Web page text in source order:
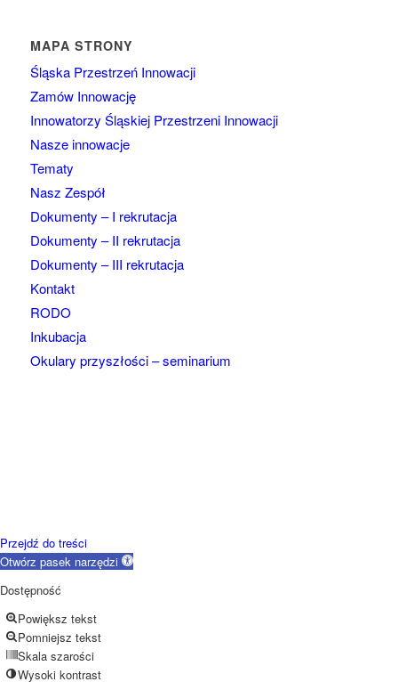
MAPA STRONY
Śląska Przestrzeń Innowacji
Zamów Innowację
Innowatorzy Śląskiej Przestrzeni Innowacji
Nasze innowacje
Tematy
Nasz Zespół
Dokumenty – I rekrutacja
Dokumenty – II rekrutacja
Dokumenty – III rekrutacja
Kontakt
RODO
Inkubacja
Okulary przyszłości – seminarium
Przejdź do treści
Otwórz pasek narzędzi
Dostępność
Powiększ tekst
Pomniejsz tekst
Skala szarości
Wysoki kontrast